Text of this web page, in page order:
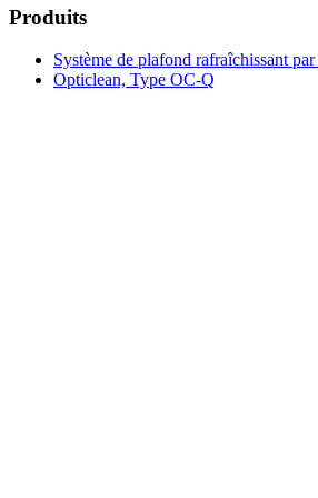
Produits
Système de plafond rafraîchissant
Opticlean, Type OC-Q